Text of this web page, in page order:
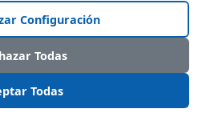
QuickBooks
existente
Configuración
Todas
Todas